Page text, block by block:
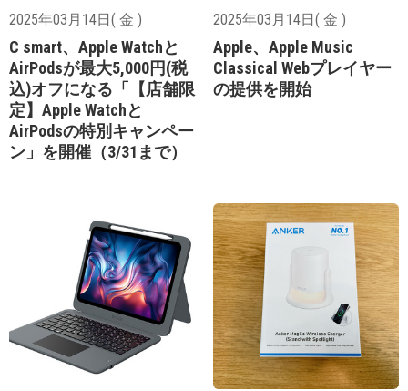
2025年03月14日( 金 )
C smart、Apple Watchと
AirPodsが最大5,000円(税
込)オフになる「【店舗限
定】Apple Watchと
AirPodsの特別キャンペー
ン」を開催（3/31まで）
2025年03月14日( 金 )
Apple、Apple Music
Classical Webプレイヤー
の提供を開始